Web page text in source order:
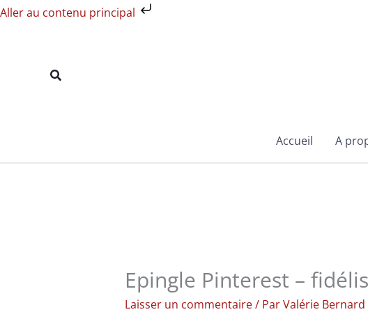
Aller au contenu principal
Aller
Rechercher
Accueil A
Epingle Pinterest –
Laisser un commentaire/ ParValérie Bernard